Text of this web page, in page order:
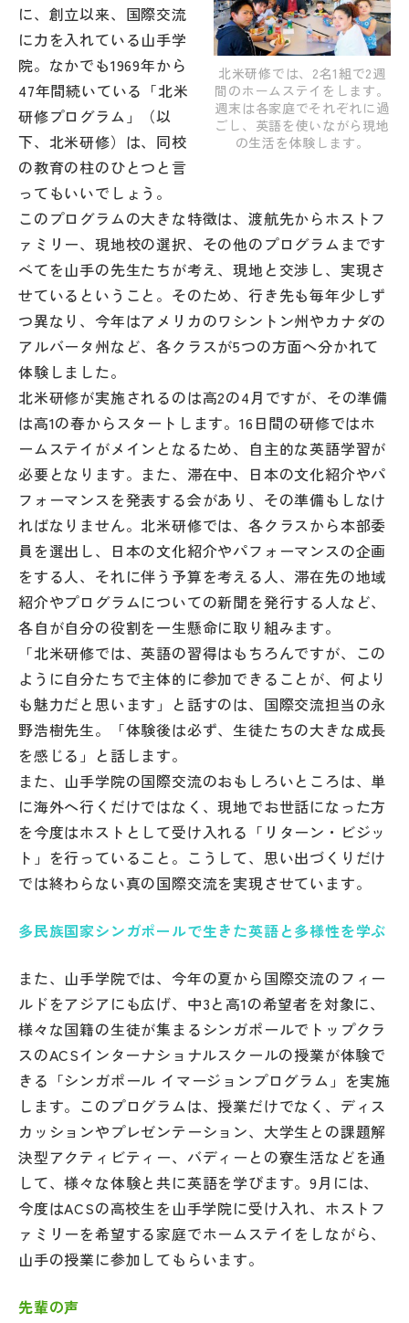
学校からのお知らせ
学校HP最新情報
特集
NettyLandかわら版
その他
お問い合わせ
個人情報保護方針
サイトマップ
運営会社
北米研修では、2名1組で2週
間のホームステイをします。
週末は各家庭でそれぞれに過
ごし、英語を使いながら現地
の生活を体験します。
に、創立以来、国際交流
に力を入れている山手学
院。なかでも1969年から
47年間続いている「北米
研修プログラム」（以
下、北米研修）は、同校
の教育の柱のひとつと言
ってもいいでしょう。
このプログラムの大きな特徴は、渡航先からホストフ
ァミリー、現地校の選択、その他のプログラムまです
べてを山手の先生たちが考え、現地と交渉し、実現さ
せているということ。そのため、行き先も毎年少しず
つ異なり、今年はアメリカのワシントン州やカナダの
アルバータ州など、各クラスが5つの方面へ分かれて
体験しました。
北米研修が実施されるのは高2の4月ですが、その準備
は高1の春からスタートします。16日間の研修ではホ
ームステイがメインとなるため、自主的な英語学習が
必要となります。また、滞在中、日本の文化紹介やパ
フォーマンスを発表する会があり、その準備もしなけ
ればなりません。北米研修では、各クラスから本部委
員を選出し、日本の文化紹介やパフォーマンスの企画
をする人、それに伴う予算を考える人、滞在先の地域
紹介やプログラムについての新聞を発行する人など、
各自が自分の役割を一生懸命に取り組みます。
「北米研修では、英語の習得はもちろんですが、この
ように自分たちで主体的に参加できることが、何より
も魅力だと思います」と話すのは、国際交流担当の永
野浩樹先生。「体験後は必ず、生徒たちの大きな成長
を感じる」と話します。
また、山手学院の国際交流のおもしろいところは、単
に海外へ行くだけではなく、現地でお世話になった方
を今度はホストとして受け入れる「リターン・ビジッ
ト」を行っていること。こうして、思い出づくりだけ
では終わらない真の国際交流を実現させています。
多民族国家シンガポールで生きた英語と多様性を学ぶ
また、山手学院では、今年の夏から国際交流のフィー
ルドをアジアにも広げ、中3と高1の希望者を対象に、
様々な国籍の生徒が集まるシンガポールでトップクラ
スのACSインターナショナルスクールの授業が体験で
きる「シンガポール イマージョンプログラム」を実施
します。このプログラムは、授業だけでなく、ディス
カッションやプレゼンテーション、大学生との課題解
決型アクティビティー、バディーとの寮生活などを通
して、様々な体験と共に英語を学びます。9月には、
今度はACSの高校生を山手学院に受け入れ、ホストフ
ァミリーを希望する家庭でホームステイをしながら、
山手の授業に参加してもらいます。
先輩の声